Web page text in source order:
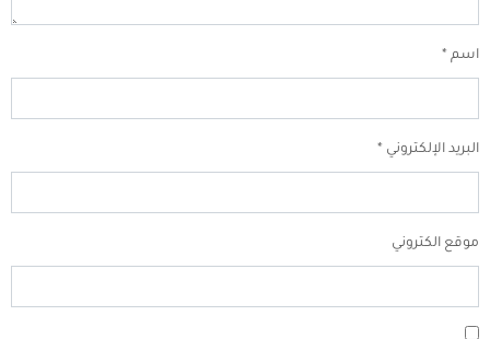
اسم *
البريد الإلكتروني *
موقع الكتروني